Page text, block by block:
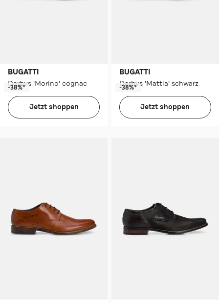
BUGATTI
Derbys 'Morino' cognac
-38%*
Jetzt shoppen
BUGATTI
Derbys 'Mattia' schwarz
-38%*
Jetzt shoppen